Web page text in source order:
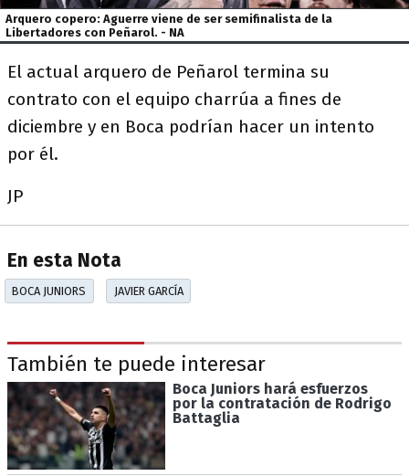
Arquero copero: Aguerre viene de ser semifinalista de la
Libertadores con Peñarol. - NA
El actual arquero de Peñarol termina su
contrato con el equipo charrúa a fines de
diciembre y en Boca podrían hacer un intento
por él.
JP
En esta Nota
BOCA JUNIORS JAVIER GARCÍA
También te puede interesar
Boca Juniors hará esfuerzos
por la contratación de Rodrigo
Battaglia